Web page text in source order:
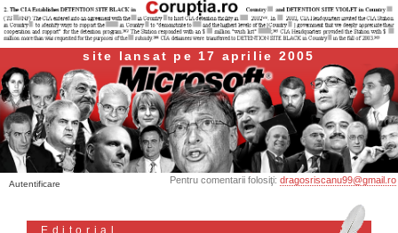
site lansat pe 17 aprilie 2005
Autentificare Pentru comentarii folosiţi: dragosriscanu99@gmail.ro
Editorial